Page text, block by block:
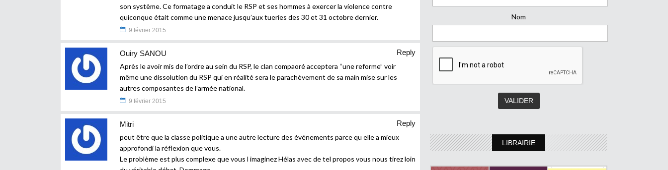
son système. Ce formatage a conduit le RSP et ses hommes à exercer la violence contre
quiconque était comme une menace jusqu’aux tueries des 30 et 31 octobre dernier.
9 février 2015
Ouiry SANOU
Reply
Après le avoir mis de l’ordre au sein du RSP, le clan compaoré acceptera “une reforme” voir
même une dissolution du RSP qui en réalité sera le parachèvement de sa main mise sur les
autres composantes de l’armée national.
9 février 2015
Mitri
Reply
peut être que la classe politique a une autre lecture des événements parce qu elle a mieux
approfondi la réflexion que vous.
Le problème est plus complexe que vous l imaginez Hélas avec de tel propos vous nous tirez loin
Nom
LIBRAIRIE